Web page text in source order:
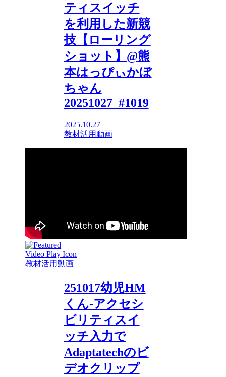
ティスイッチ
を利用した新競
技【ローリング
ショット】@熊
本はっぴぃかぼ
ちゃん
20251027_#1019
2025.10.27
教材活用動画
教材活用動画
251017幼児HM
くん-アクセシ
ビリティスイ
ッチ入力で
Adaptatechのビ
デオクリップ